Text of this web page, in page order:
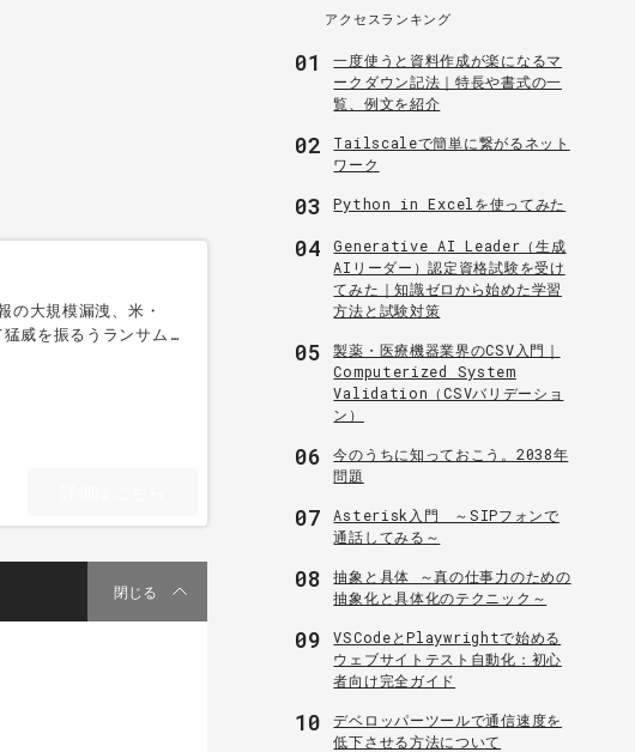
大規模漏洩、米・
威を振るうランサム
閉じる
アクセスランキング
01
一度使うと資料作成が楽になるマ
ークダウン記法｜特長や書式の一
覧、例文を紹介
02
Tailscaleで簡単に繋がるネット
ワーク
03 Python in Excelを使ってみた
04
Generative AI Leader（生成
AIリーダー）認定資格試験を受け
てみた｜知識ゼロから始めた学習
方法と試験対策
05
製薬・医療機器業界のCSV入門｜
Computerized System
Validation（CSVバリデーショ
ン）
06
今のうちに知っておこう。2038年
問題
07
Asterisk入門 ～SIPフォンで
通話してみる～
08
抽象と具体 ～真の仕事力のための
抽象化と具体化のテクニック～
09
VSCodeとPlaywrightで始める
ウェブサイトテスト自動化：初心
者向け完全ガイド
10
デベロッパーツールで通信速度を
低下させる方法について